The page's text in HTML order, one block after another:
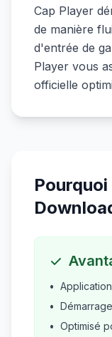
Cap Player
de manière
d'entrée de
Player vous
officielle
•
•
• Optimisé